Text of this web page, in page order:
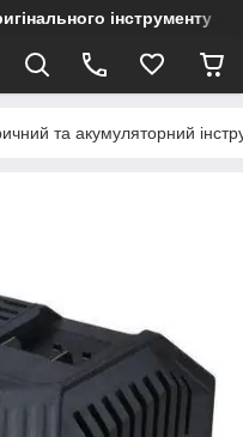
інструменту
та акумуляторний